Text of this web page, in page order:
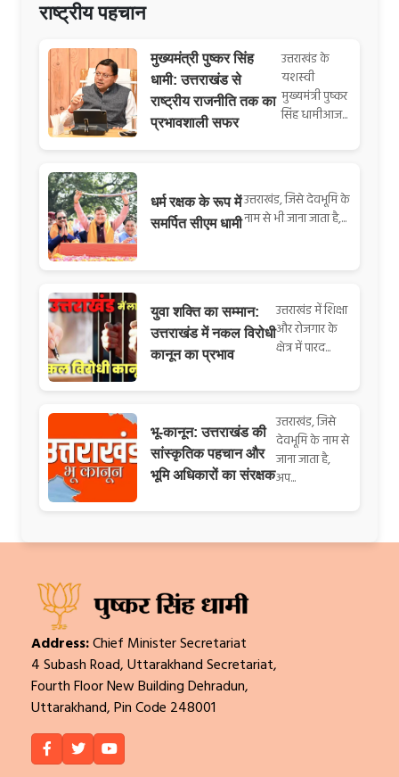
राष्ट्रीय पहचान
मुख्यमंत्री पुष्कर सिंह
धामी: उत्तराखंड से
राष्ट्रीय राजनीति तक का
प्रभावशाली सफर
उत्तराखंड के
यशस्वी
मुख्यमंत्री पुष्कर
सिंह धामीआज...
धर्म रक्षक के रूप में
समर्पित सीएम धामी
उत्तराखंड, जिसे देवभूमि के
नाम से भी जाना जाता है,...
युवा शक्ति का सम्मान:
उत्तराखंड में नकल विरोधी
कानून का प्रभाव
उत्तराखंड में शिक्षा
और रोजगार के
क्षेत्र में पारद...
भू-कानून: उत्तराखंड की
सांस्कृतिक पहचान और
भूमि अधिकारों का संरक्षक
उत्तराखंड, जिसे
देवभूमि के नाम से
जाना जाता है,
अप...
Address:Chief Minister Secretariat
4 Subash Road, Uttarakhand Secretariat,
Fourth Floor New Building Dehradun,
Uttarakhand, Pin Code 248001